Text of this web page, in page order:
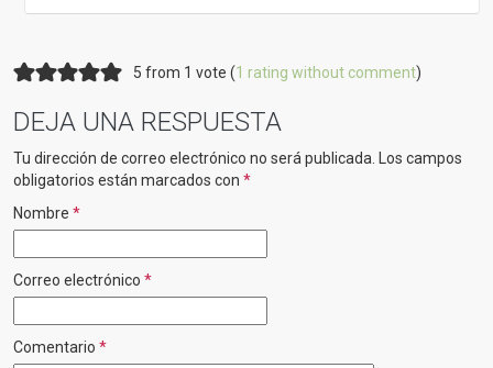
5 from 1 vote (1 rating without comment)
DEJA UNA RESPUESTA
Tu dirección de correo electrónico no será publicada.
Los campos
obligatorios están marcados con *
Nombre *
Correo electrónico *
Comentario *